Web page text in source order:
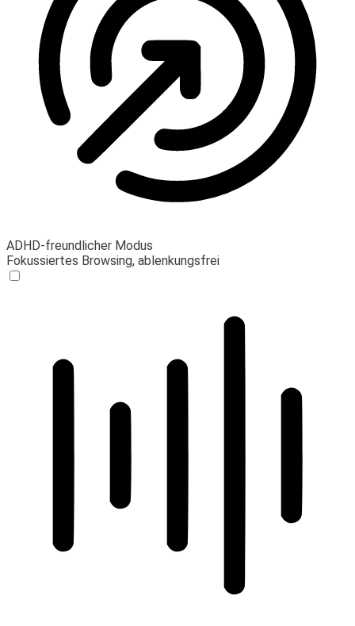
ADHD-freundlicher Modus
Fokussiertes Browsing, ablenkungsfrei